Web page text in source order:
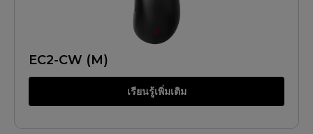
EC2-CW (M)
เรียนรู้เพิ่มเติม